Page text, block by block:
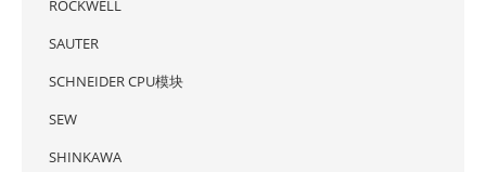
ROCKWELL
SAUTER
SCHNEIDER CPU模块
SEW
SHINKAWA